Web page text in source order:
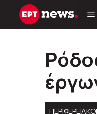
Μετάβαση